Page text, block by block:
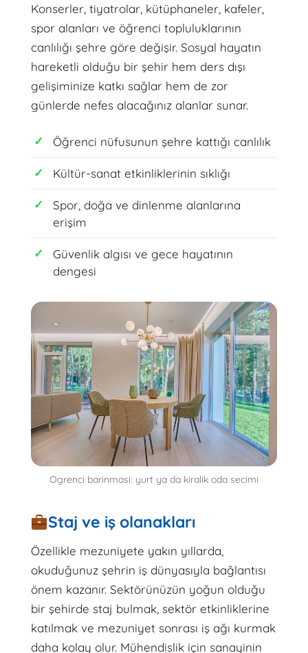
Konserler, tiyatrolar, kütüphaneler, kafeler,
spor alanları ve öğrenci topluluklarının
canlılığı şehre göre değişir. Sosyal hayatın
hareketli olduğu bir şehir hem ders dışı
gelişiminize katkı sağlar hem de zor
günlerde nefes alacağınız alanlar sunar.
Öğrenci nüfusunun şehre kattığı canlılık
Kültür-sanat etkinliklerinin sıklığı
Spor, doğa ve dinlenme alanlarına
erişim
Güvenlik algısı ve gece hayatının
dengesi
Ogrenci barinmasi: yurt ya da kiralik oda secimi
Staj ve iş olanakları
Özellikle mezuniyete yakın yıllarda,
okuduğunuz şehrin iş dünyasıyla bağlantısı
önem kazanır. Sektörünüzün yoğun olduğu
bir şehirde staj bulmak, sektör etkinliklerine
katılmak ve mezuniyet sonrası iş ağı kurmak
daha kolay olur. Mühendislik için sanayinin